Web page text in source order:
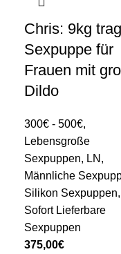
Chris: 9kg
Sexpuppe für
Frauen mit
Dildo
300€ - 500€,
Lebensgroße
Sexpuppen, LN ,
Männliche
Silikon Sexpuppen,
Sofort Lieferbare
Sexpuppen
375,00€